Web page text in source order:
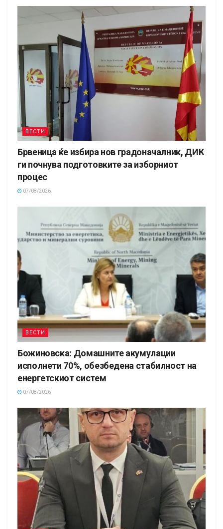
ВЕСТИ
Брвеница ќе избира нов градоначалник, ДИК
ги почнува подготовките за изборниот
процес
07/08/2026
ВЕСТИ
Божиновска: Домашните акумулации
исполнети 70%, обезбедена стабилност на
енергетскиот систем
07/08/2026